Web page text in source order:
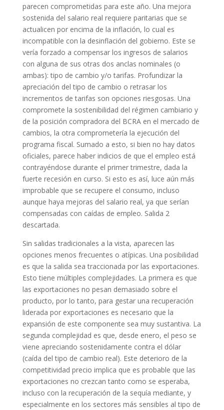
parecen comprometidas para este año. Una mejora
sostenida del salario real requiere paritarias que se
actualicen por encima de la inflación, lo cual es
incompatible con la desinflación del gobierno. Este se
vería forzado a compensar los ingresos de salarios
con alguna de sus otras dos anclas nominales (o
ambas): tipo de cambio y/o tarifas. Profundizar la
apreciación del tipo de cambio o retrasar los
incrementos de tarifas son opciones riesgosas. Una
compromete la sostenibilidad del régimen cambiario y
de la posición compradora del BCRA en el mercado de
cambios, la otra comprometería la ejecución del
programa fiscal. Sumado a esto, si bien no hay datos
oficiales, parece haber indicios de que el empleo está
contrayéndose durante el primer trimestre, dada la
fuerte recesión en curso. Si esto es así, luce aún más
improbable que se recupere el consumo, incluso
aunque haya mejoras del salario real, ya que serían
compensadas con caídas de empleo. Salida 2
descartada.
Sin salidas tradicionales a la vista, aparecen las
opciones menos frecuentes o atípicas. Una posibilidad
es que la salida sea traccionada por las exportaciones.
Esto tiene múltiples complejidades. La primera es que
las exportaciones no pesan demasiado sobre el
producto, por lo tanto, para gestar una recuperación
liderada por exportaciones es necesario que la
expansión de este componente sea muy sustantiva. La
segunda complejidad es que, desde enero, el peso se
viene apreciando sostenidamente contra el dólar
(caída del tipo de cambio real). Este deterioro de la
competitividad precio implica que es probable que las
exportaciones no crezcan tanto como se esperaba,
incluso con la recuperación de la sequía mediante, y
especialmente en los sectores más sensibles al tipo de